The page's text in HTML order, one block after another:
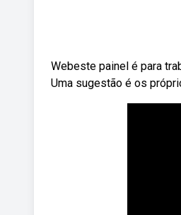
Webeste painel é para
Uma sugestão é os